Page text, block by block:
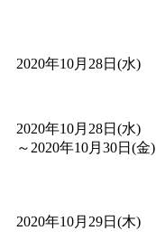
2020年10月28日(水)
2020年10月28日(水)
～ 2020年10月30日(金)
2020年10月29日(木)